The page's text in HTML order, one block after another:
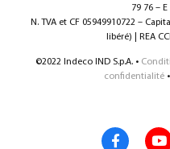
79 76 – E
N. TVA et CF 05949910722 –
libéré) | REA
©2022 Indeco IND S.p.A. •
confidentialité •